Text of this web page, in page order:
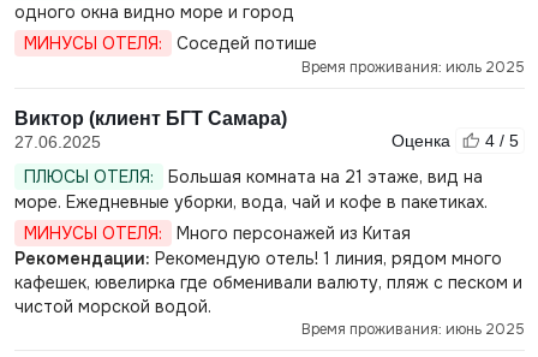
одного окна видно море и город
МИНУСЫ ОТЕЛЯ:
Соседей потише
Время проживания: июль 2025
Виктор (клиент БГТ Самара)
27.06.2025 Оценка 4 / 5
ПЛЮСЫ ОТЕЛЯ:
Большая комната на 21 этаже, вид на
море. Ежедневные уборки, вода, чай и кофе в пакетиках.
МИНУСЫ ОТЕЛЯ:
Много персонажей из Китая
Рекомендации: Рекомендую отель! 1 линия, рядом много
кафешек, ювелирка где обменивали валюту, пляж с песком и
чистой морской водой.
Время проживания: июнь 2025